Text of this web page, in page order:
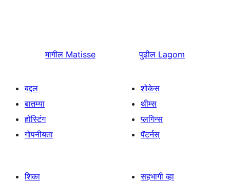
मागील Matisse पुढील Lagom
बद्दल
बातम्या
होस्टिंग
गोपनीयता
शोकेस
थीम्स
प्लगिन्स
पॅटर्नस्
शिका
सहभागी व्हा